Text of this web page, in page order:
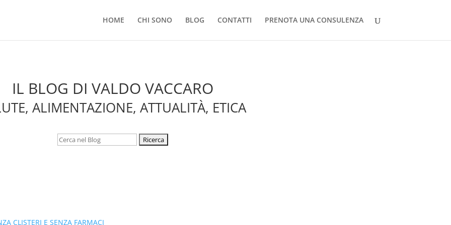
HOME CHI SONO BLOG CONTATTI PRENOTA UNA CONSULENZA
IL BLOG DI VALDO VACCARO
ALIMENTAZIONE, ATTUALITÀ, ETICA
Cerca: